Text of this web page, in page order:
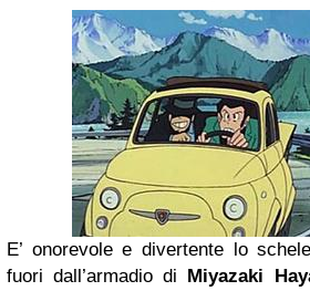
E’ onorevole e divertente lo
fuori dall’armadio di Miyazaki